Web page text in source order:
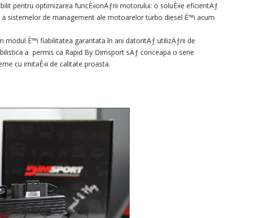
pentru optimizarea funcÈ›ionÄƒrii motorului: o soluÈ›ie eficientÄƒ
sistemelor de management ale motoarelor turbo diesel È™i acum
modul È™i fiabilitatea garantata în ani datoritÄƒ utilizÄƒrii de
a permis ca Rapid By Dimsport sÄƒ conceapa o serie
cu imitaÈ›ii de calitate proasta.